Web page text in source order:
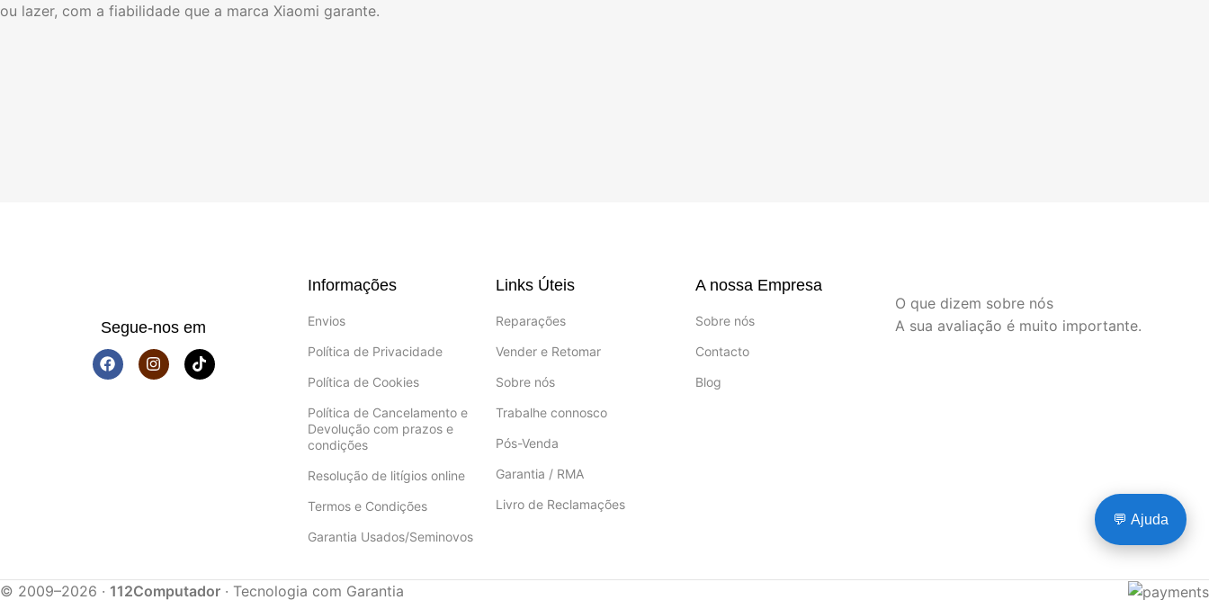
ou lazer, com a fiabilidade que a marca Xiaomi garante.
💬 Ajuda
Segue-nos em
Informações
Envios
Política de Privacidade
Política de Cookies
Política de Cancelamento e
Devolução com prazos e
condições
Resolução de litígios online
Termos e Condições
Garantia Usados/Seminovos
Links Úteis
Reparações
Vender e Retomar
Sobre nós
Trabalhe connosco
Pós-Venda
Garantia / RMA
Livro de Reclamações
A nossa Empresa
Sobre nós
Contacto
Blog
O que dizem sobre nós
A sua avaliação é muito importante.
© 2009–2026 · 112Computador · Tecnologia com Garantia